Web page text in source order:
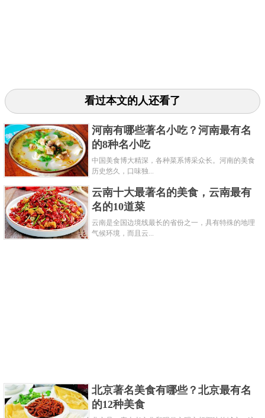
M.O.D Trident是一种非常适合搏斗的军刺，工艺
上的误差非常小，做工很是精密，拿在手上的手感很
是润滑，如今这把军刺的使用范围也非常广泛。
关键字：著名 军刺
共3页: 上一页
看过本文的人还看了
河南有哪些著名小吃？河南最有名
的8种名小吃
中国美食博大精深，各种菜系博采众长。河南的美食
历史悠久，口味独...
云南十大最著名的美食，云南最有
名的10道菜
云南是全国边境线最长的省份之一，具有特殊的地理
气候环境，而且云...
北京著名美食有哪些？北京最有名
的12种美食